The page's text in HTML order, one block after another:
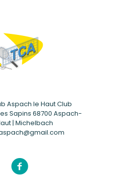
Aspach le Haut Club
Sapins 68700 Aspach-
| Michelbach